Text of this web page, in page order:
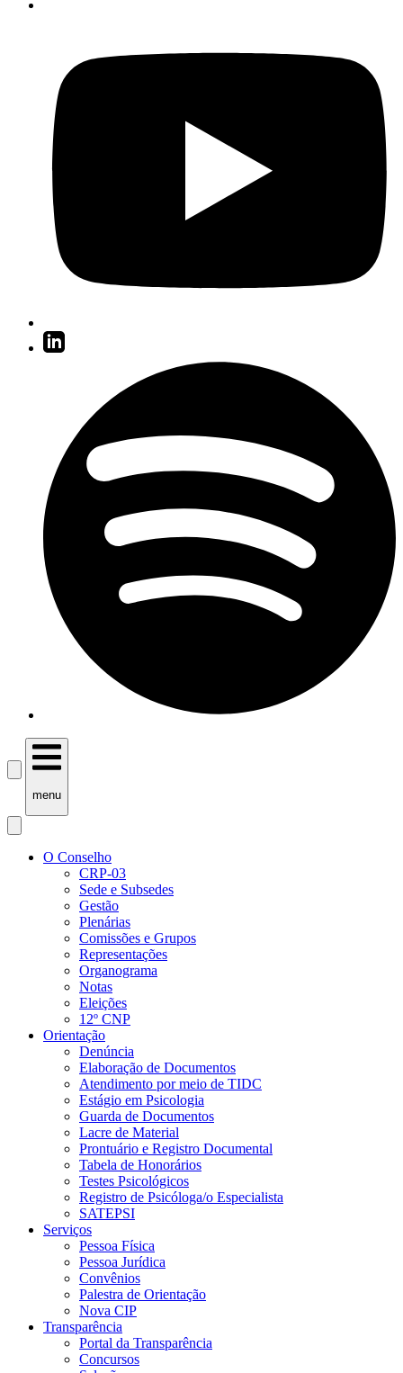
menu
O Conselho
CRP-03
Sede e Subsedes
Gestão
Plenárias
Comissões e Grupos
Representações
Organograma
Notas
Eleições
12º CNP
Orientação
Denúncia
Elaboração de Documentos
Atendimento por meio de TIDC
Estágio em Psicologia
Guarda de Documentos
Lacre de Material
Prontuário e Registro Documental
Tabela de Honorários
Testes Psicológicos
Registro de Psicóloga/o Especialista
SATEPSI
Serviços
Pessoa Física
Pessoa Jurídica
Convênios
Palestra de Orientação
Nova CIP
Transparência
Portal da Transparência
Concursos